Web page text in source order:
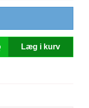
Læg i kurv